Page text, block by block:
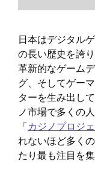
日本はデジタル
の長い歴史を誇
革新的なゲーム
グ、そしてゲー
ターを生み出し
ノ市場で多くの
「カジノプロジ
れないほど多く
たり最も注目を